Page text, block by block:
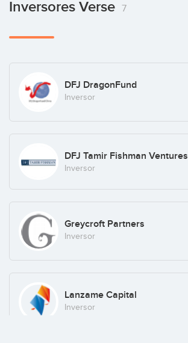
Inversores Verse 7
DFJ DragonFund
Inversor
DFJ Tamir Fishman Ventures
Inversor
Greycroft Partners
Inversor
Lanzame Capital
Inversor